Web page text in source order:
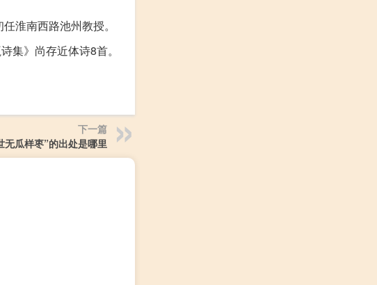
淮南西路池州教授。
集》尚存近体诗8首。
下一篇
无瓜样枣”的出处是哪里